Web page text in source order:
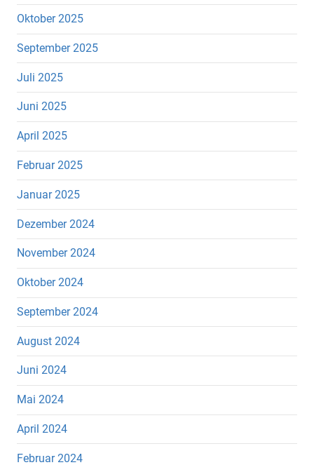
Oktober 2025
September 2025
Juli 2025
Juni 2025
April 2025
Februar 2025
Januar 2025
Dezember 2024
November 2024
Oktober 2024
September 2024
August 2024
Juni 2024
Mai 2024
April 2024
Februar 2024